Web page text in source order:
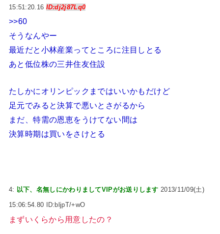
15:51:20.16 ID:dj2j87Lq0
>>60
そうなんやー
最近だと小林産業ってところに注目しとる
あと低位株の三井住友住設
たしかにオリンピックまではいいかもだけど
足元でみると決算で悪いとさがるから
まだ、特需の恩恵をうけてない間は
決算時期は買いをさけとる
4: 以下、名無しにかわりましてVIPがお送りします 2013/11/09(土)
15:06:54.80 ID:bljpT/+wO
まずいくらから用意したの？